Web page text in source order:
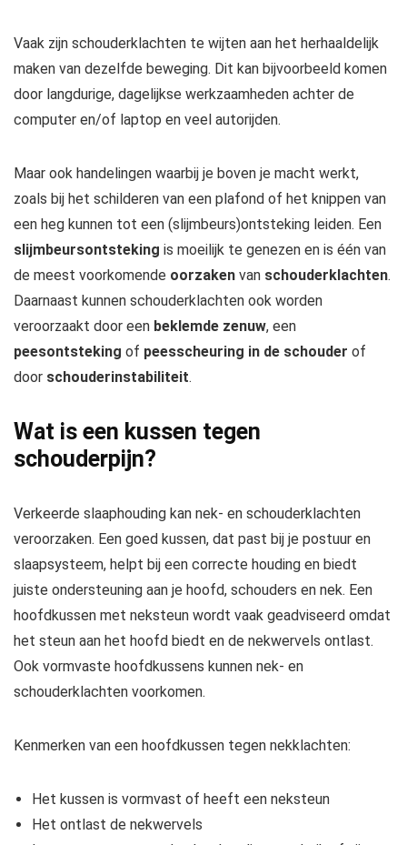
Vaak zijn schouderklachten te wijten aan het herhaaldelijk
maken van dezelfde beweging. Dit kan bijvoorbeeld komen
door langdurige, dagelijkse werkzaamheden achter de
computer en/of laptop en veel autorijden.
Maar ook handelingen waarbij je boven je macht werkt,
zoals bij het schilderen van een plafond of het knippen van
een heg kunnen tot een (slijmbeurs)ontsteking leiden. Een
slijmbeursontsteking is moeilijk te genezen en is één van
de meest voorkomende oorzaken van schouderklachten.
Daarnaast kunnen schouderklachten ook worden
veroorzaakt door een beklemde zenuw, een
peesontsteking of peesscheuring in de schouder of
door schouderinstabiliteit.
Wat is een kussen tegen
schouderpijn?
Verkeerde slaaphouding kan nek- en schouderklachten
veroorzaken. Een goed kussen, dat past bij je postuur en
slaapsysteem, helpt bij een correcte houding en biedt
juiste ondersteuning aan je hoofd, schouders en nek. Een
hoofdkussen met neksteun wordt vaak geadviseerd omdat
het steun aan het hoofd biedt en de nekwervels ontlast.
Ook vormvaste hoofdkussens kunnen nek- en
schouderklachten voorkomen.
Kenmerken van een hoofdkussen tegen nekklachten:
Het kussen is vormvast of heeft een neksteun
Het ontlast de nekwervels